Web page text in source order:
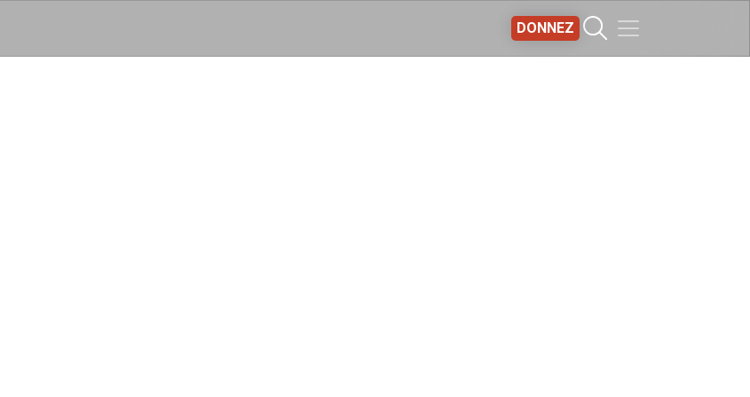
DONNEZ